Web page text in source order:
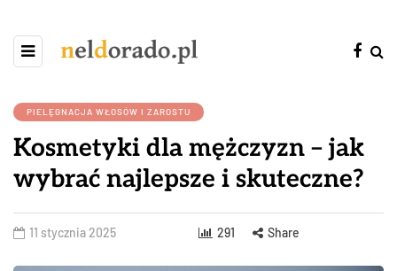
PIELĘGNACJA WŁOSÓW I ZAROSTU
Kosmetyki dla mężczyzn – jak
wybrać najlepsze i skuteczne?
11 stycznia 2025 291 Share